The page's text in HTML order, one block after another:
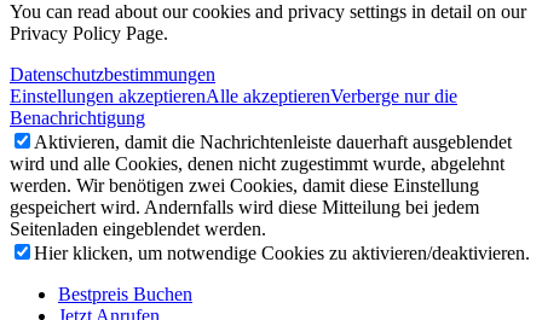
You can read about our cookies and privacy settings in detail on our
Privacy Policy Page.
Datenschutzbestimmungen
Einstellungen akzeptierenAlle akzeptierenVerberge nur die
Benachrichtigung
Aktivieren, damit die Nachrichtenleiste dauerhaft ausgeblendet
wird und alle Cookies, denen nicht zugestimmt wurde, abgelehnt
werden. Wir benötigen zwei Cookies, damit diese Einstellung
gespeichert wird. Andernfalls wird diese Mitteilung bei jedem
Seitenladen eingeblendet werden.
Hier klicken, um notwendige Cookies zu aktivieren/deaktivieren.
Bestpreis Buchen